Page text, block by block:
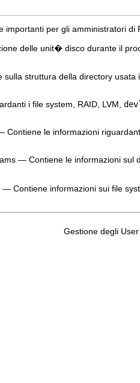
per gli amministratori di
delle unit� disco durante il
struttura della directory usata
i file system, RAID, LVM,
Contiene le informazioni
— Contiene le informazioni sul
Contiene informazioni sui file
Gestione degli